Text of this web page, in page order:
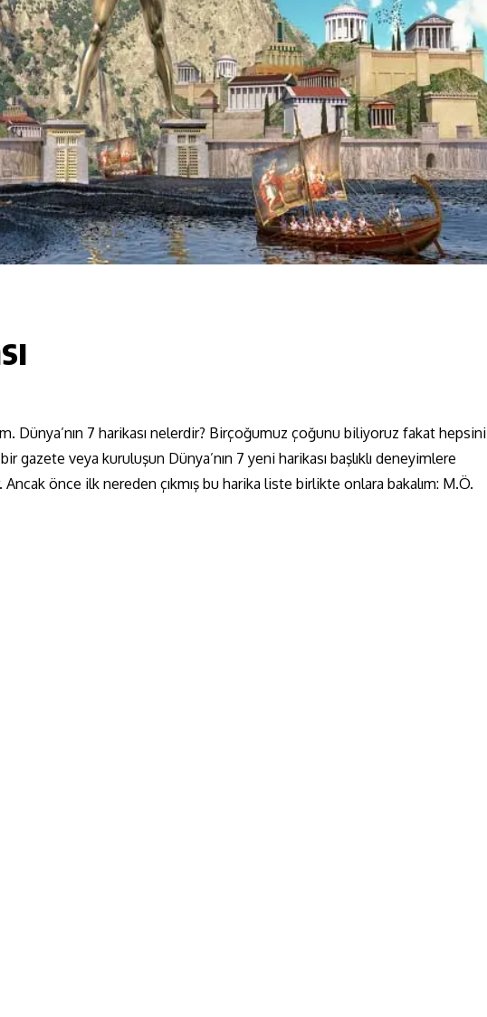
Dünya’nın 7 harikası nelerdir? Birçoğumuz çoğunu biliyoruz fakat hepsini
gazete veya kuruluşun Dünya’nın 7 yeni harikası başlıklı deneyimlere
önce ilk nereden çıkmış bu harika liste birlikte onlara bakalım: M.Ö.